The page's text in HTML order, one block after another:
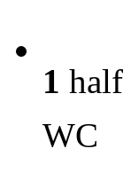
1 half
WC